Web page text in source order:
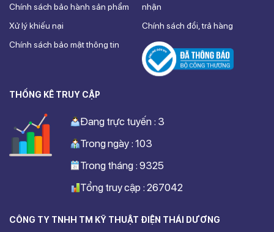
CÔNG TY TNHH TM KỸ THUẬT ĐIỆN THÁI DƯƠNG
Chính sách bảo hành sản phẩm
Xử lý khiếu nại
Chính sách bảo mật thông tin
nhận
Chính sách đổi, trả hàng
THỐNG KÊ TRUY CẬP
Trong ngày : 103
Trong tháng : 9325
Tổng truy cập : 267042
Đang trực tuyến : 3